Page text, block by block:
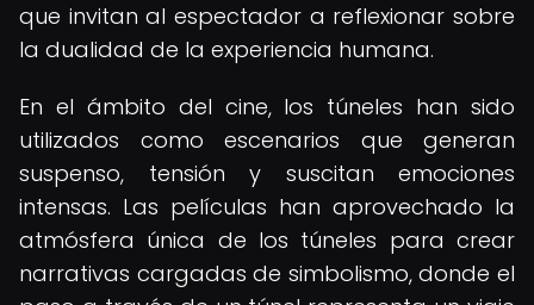
que invitan al espectador a reflexionar sobre
la dualidad de la experiencia humana.
En el ámbito del cine, los túneles han sido
utilizados como escenarios que generan
suspenso, tensión y suscitan emociones
intensas. Las películas han aprovechado la
atmósfera única de los túneles para crear
narrativas cargadas de simbolismo, donde el